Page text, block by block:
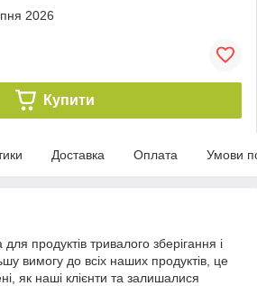
2026
Купити
Доставка Оплата Умови
продуктів тривалого зберігання і
вимогу до всіх наших продуктів, це
як наші клієнти та залишалися